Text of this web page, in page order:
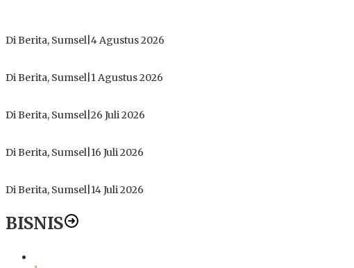
Di Berita, Sumsel 4 Agustus 2026
Di Berita, Sumsel 1 Agustus 2026
Di Berita, Sumsel 26 Juli 2026
Di Berita, Sumsel 16 Juli 2026
Di Berita, Sumsel 14 Juli 2026
BISNIS